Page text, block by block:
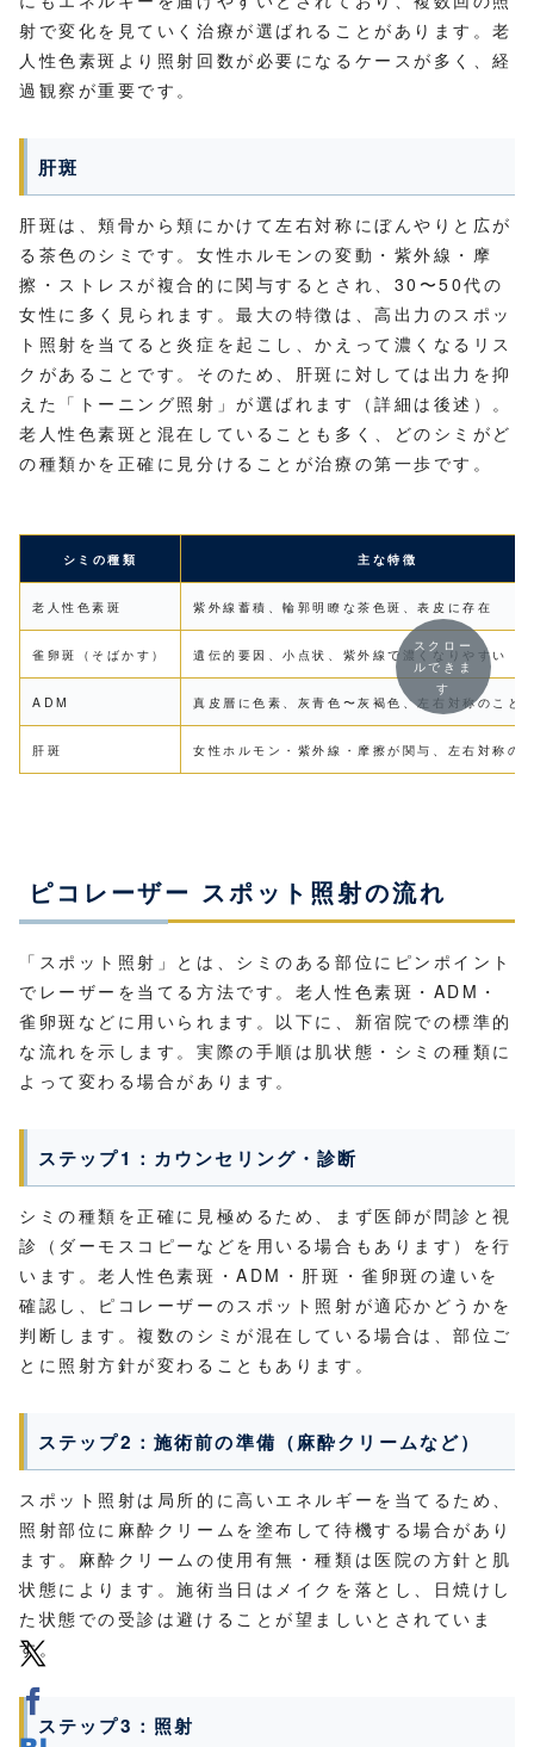
射で変化を見ていく治療が選ばれることがあります。老
人性色素斑より照射回数が必要になるケースが多く、経
過観察が重要です。
肝斑
肝斑は、頬骨から頬にかけて左右対称にぼんやりと広が
る茶色のシミです。女性ホルモンの変動・紫外線・摩
擦・ストレスが複合的に関与するとされ、30〜50代の
女性に多く見られます。最大の特徴は、高出力のスポッ
ト照射を当てると炎症を起こし、かえって濃くなるリス
クがあることです。そのため、肝斑に対しては出力を抑
えた「トーニング照射」が選ばれます（詳細は後述）。
老人性色素斑と混在していることも多く、どのシミがど
の種類かを正確に見分けることが治療の第一歩です。
シミの種類 主な特徴
老人性色素斑 紫外線蓄積、輪郭明瞭な茶色斑、表皮に存在
雀卵斑（そばかす） 遺伝的要因、小点状、紫外線で濃くなりやすい
ADM 真皮層に色素、灰青色〜灰褐色、左右対称のこと
肝斑 女性ホルモン・紫外線・摩擦が関与、左右対称の
スクロー
ルできま
す
ピコレーザー スポット照射の流れ
「スポット照射」とは、シミのある部位にピンポイント
でレーザーを当てる方法です。老人性色素斑・ADM・
雀卵斑などに用いられます。以下に、新宿院での標準的
な流れを示します。実際の手順は肌状態・シミの種類に
よって変わる場合があります。
ステップ1：カウンセリング・診断
シミの種類を正確に見極めるため、まず医師が問診と視
診（ダーモスコピーなどを用いる場合もあります）を行
います。老人性色素斑・ADM・肝斑・雀卵斑の違いを
確認し、ピコレーザーのスポット照射が適応かどうかを
判断します。複数のシミが混在している場合は、部位ご
とに照射方針が変わることもあります。
ステップ2：施術前の準備（麻酔クリームなど）
スポット照射は局所的に高いエネルギーを当てるため、
照射部位に麻酔クリームを塗布して待機する場合があり
ます。麻酔クリームの使用有無・種類は医院の方針と肌
状態によります。施術当日はメイクを落とし、日焼けし
た状態での受診は避けることが望ましいとされていま
す。
ステップ3：照射